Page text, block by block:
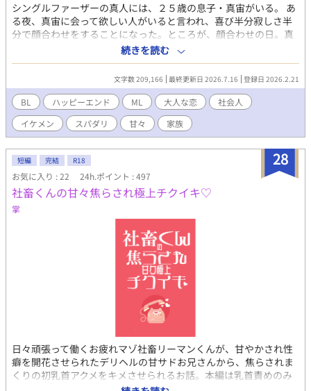
シングルファーザーの真人には、２５歳の息子・真宙がいる。 あ
る夜、真宙に会って欲しい人がいると言われ、喜び半分寂しさ半
分で顔合わせをすることになった。ところが、顔合わせの日。真
宙の恋人としてやってきたのは、男だった。困惑し戸惑いつつ
も、息子が幸せならと二人の仲を認める。 そうして、相手の父親
も含めて四人で食事会が始まったのだが、それから父親同士の距
離が縮まってきて…… シングルファーザー同士の優しく穏やかな
恋の話。 あまり長くならない予定ですが……ってめちゃくちゃ長
くなってた（汗） 最後まで楽しんでいただけると嬉しいです♡
R18には※つけます。 ※タイトルちょこっと変更しました。
続きを読む
文字数 209,166 最終更新日 2026.7.16 登録日 2026.2.21
BL ハッピーエンド ML 大人な恋
社会人
イケメン
スパダリ 甘々 家族
28
短編 完結 R18
お気に入り : 22 24h.ポイント : 497
社畜くんの甘々焦らされ極上チクイキ♡
掌
日々頑張って働くお疲れマゾ社畜リーマンくんが、甘やかされ性
癖を開花させられたデリヘルの甘サドお兄さんから、焦らされま
くりの初乳首アクメをキメさせられるお話。本編は乳首責めのみ
で、攻め受け共にネームレスとなります。 ・絵文字箱（メッセー